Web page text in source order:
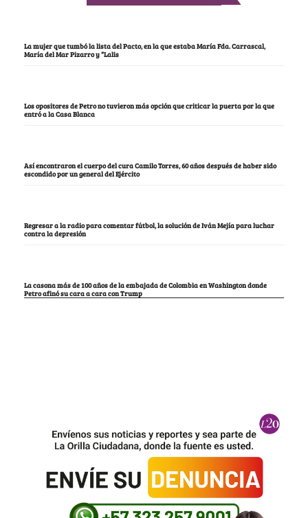
La mujer que tumbó la lista del Pacto, en la que estaba María Fda. Carrascal,
María del Mar Pizarro y “Lalis
Los opositores de Petro no tuvieron más opción que criticar la puerta por la que
entró a la Casa Blanca
Así encontraron el cuerpo del cura Camilo Torres, 60 años después de haber sido
escondido por un general del Ejército
Regresar a la radio para comentar fútbol, la solución de Iván Mejía para luchar
contra la depresión
La casona más de 100 años de la embajada de Colombia en Washington donde
Petro afinó su cara a cara con Trump